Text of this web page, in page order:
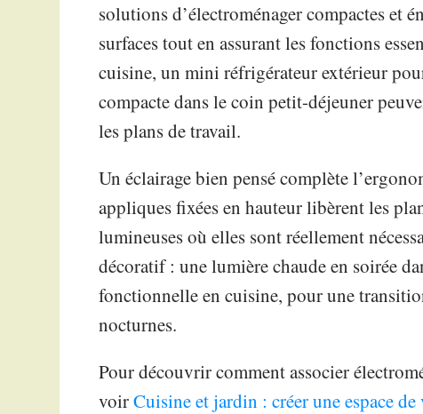
solutions d’électroménager compactes et
surfaces tout en assurant les fonctions
cuisine, un mini réfrigérateur extérieur
compacte dans le coin petit-déjeuner
les plans de travail.
Un éclairage bien pensé complète
appliques fixées en hauteur libèrent les
lumineuses où elles sont réellement
décoratif : une lumière chaude en soirée
fonctionnelle en cuisine, pour une
nocturnes.
Pour découvrir comment associer
voirCuisine et jardin : créer une espace